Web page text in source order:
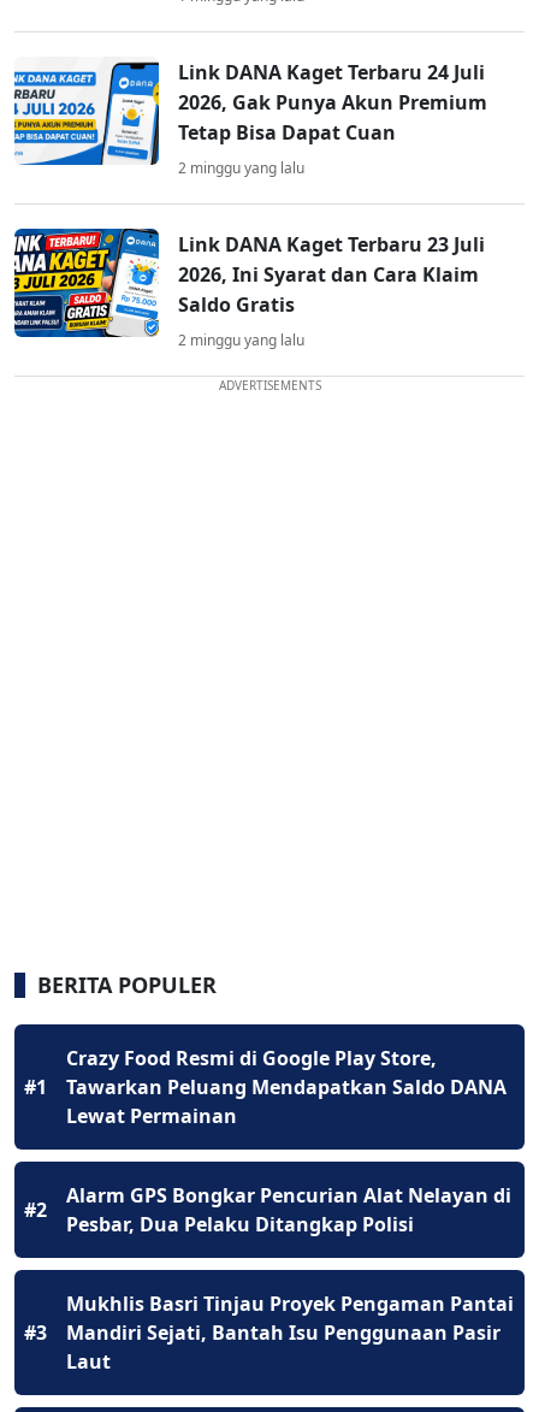
Link DANA Kaget Terbaru 24 Juli
2026, Gak Punya Akun Premium
Tetap Bisa Dapat Cuan
2 minggu yang lalu
Link DANA Kaget Terbaru 23 Juli
2026, Ini Syarat dan Cara Klaim
Saldo Gratis
2 minggu yang lalu
ADVERTISEMENTS
BERITA POPULER
#1
Crazy Food Resmi di Google Play Store,
Tawarkan Peluang Mendapatkan Saldo DANA
Lewat Permainan
#2
Alarm GPS Bongkar Pencurian Alat Nelayan di
Pesbar, Dua Pelaku Ditangkap Polisi
#3
Mukhlis Basri Tinjau Proyek Pengaman Pantai
Mandiri Sejati, Bantah Isu Penggunaan Pasir
Laut